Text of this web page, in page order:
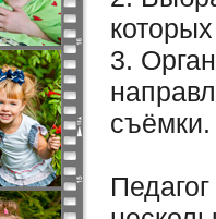
3.
съёмки.